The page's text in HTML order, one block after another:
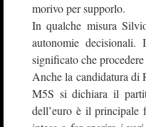
morivo per supporlo.
In qualche misura
autonomie
significato che
Anche la candidatura di
M5S si dichiara il
dell’euro è il principale